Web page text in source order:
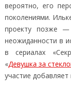
вероятно, его
поколениями.
проекту позже —
неожиданности в
в сериалах
«Девушка за
участие